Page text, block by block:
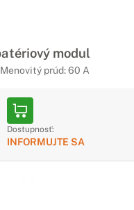
modul
prúd: 60 A
Dostupnosť:
INFORMUJTE SA